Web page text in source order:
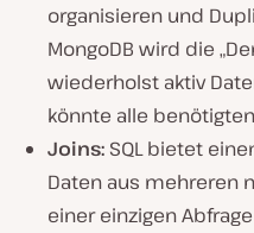
organisieren und
MongoDB wird die
wiederholst aktiv
könnte alle
Joins: SQL bietet
Daten aus mehreren
einer einzigen